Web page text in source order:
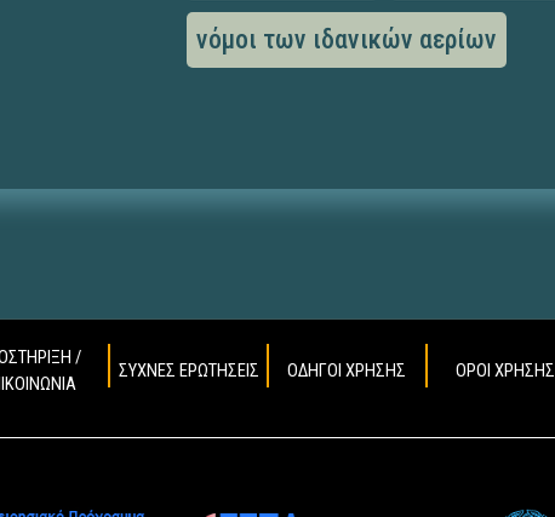
νόμοι των ιδανικών αερίων
/
ΣΥΧΝΕΣ ΕΡΩΤΗΣΕΙΣ ΟΔΗΓΟΙ ΧΡΗΣΗΣ ΟΡΟΙ ΧΡΗΣΗΣ